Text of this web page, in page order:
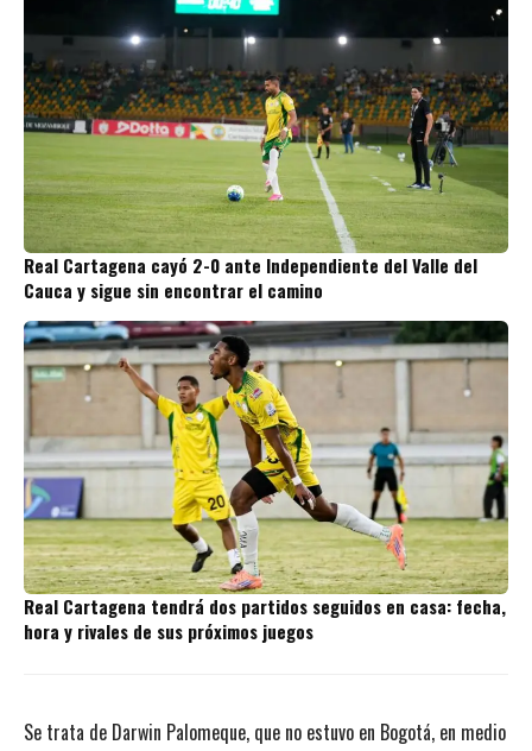
Real Cartagena cayó 2-0 ante Independiente del Valle del
Cauca y sigue sin encontrar el camino
Real Cartagena tendrá dos partidos seguidos en casa: fecha,
hora y rivales de sus próximos juegos
Se trata de Darwin Palomeque, que no estuvo en Bogotá, en medio